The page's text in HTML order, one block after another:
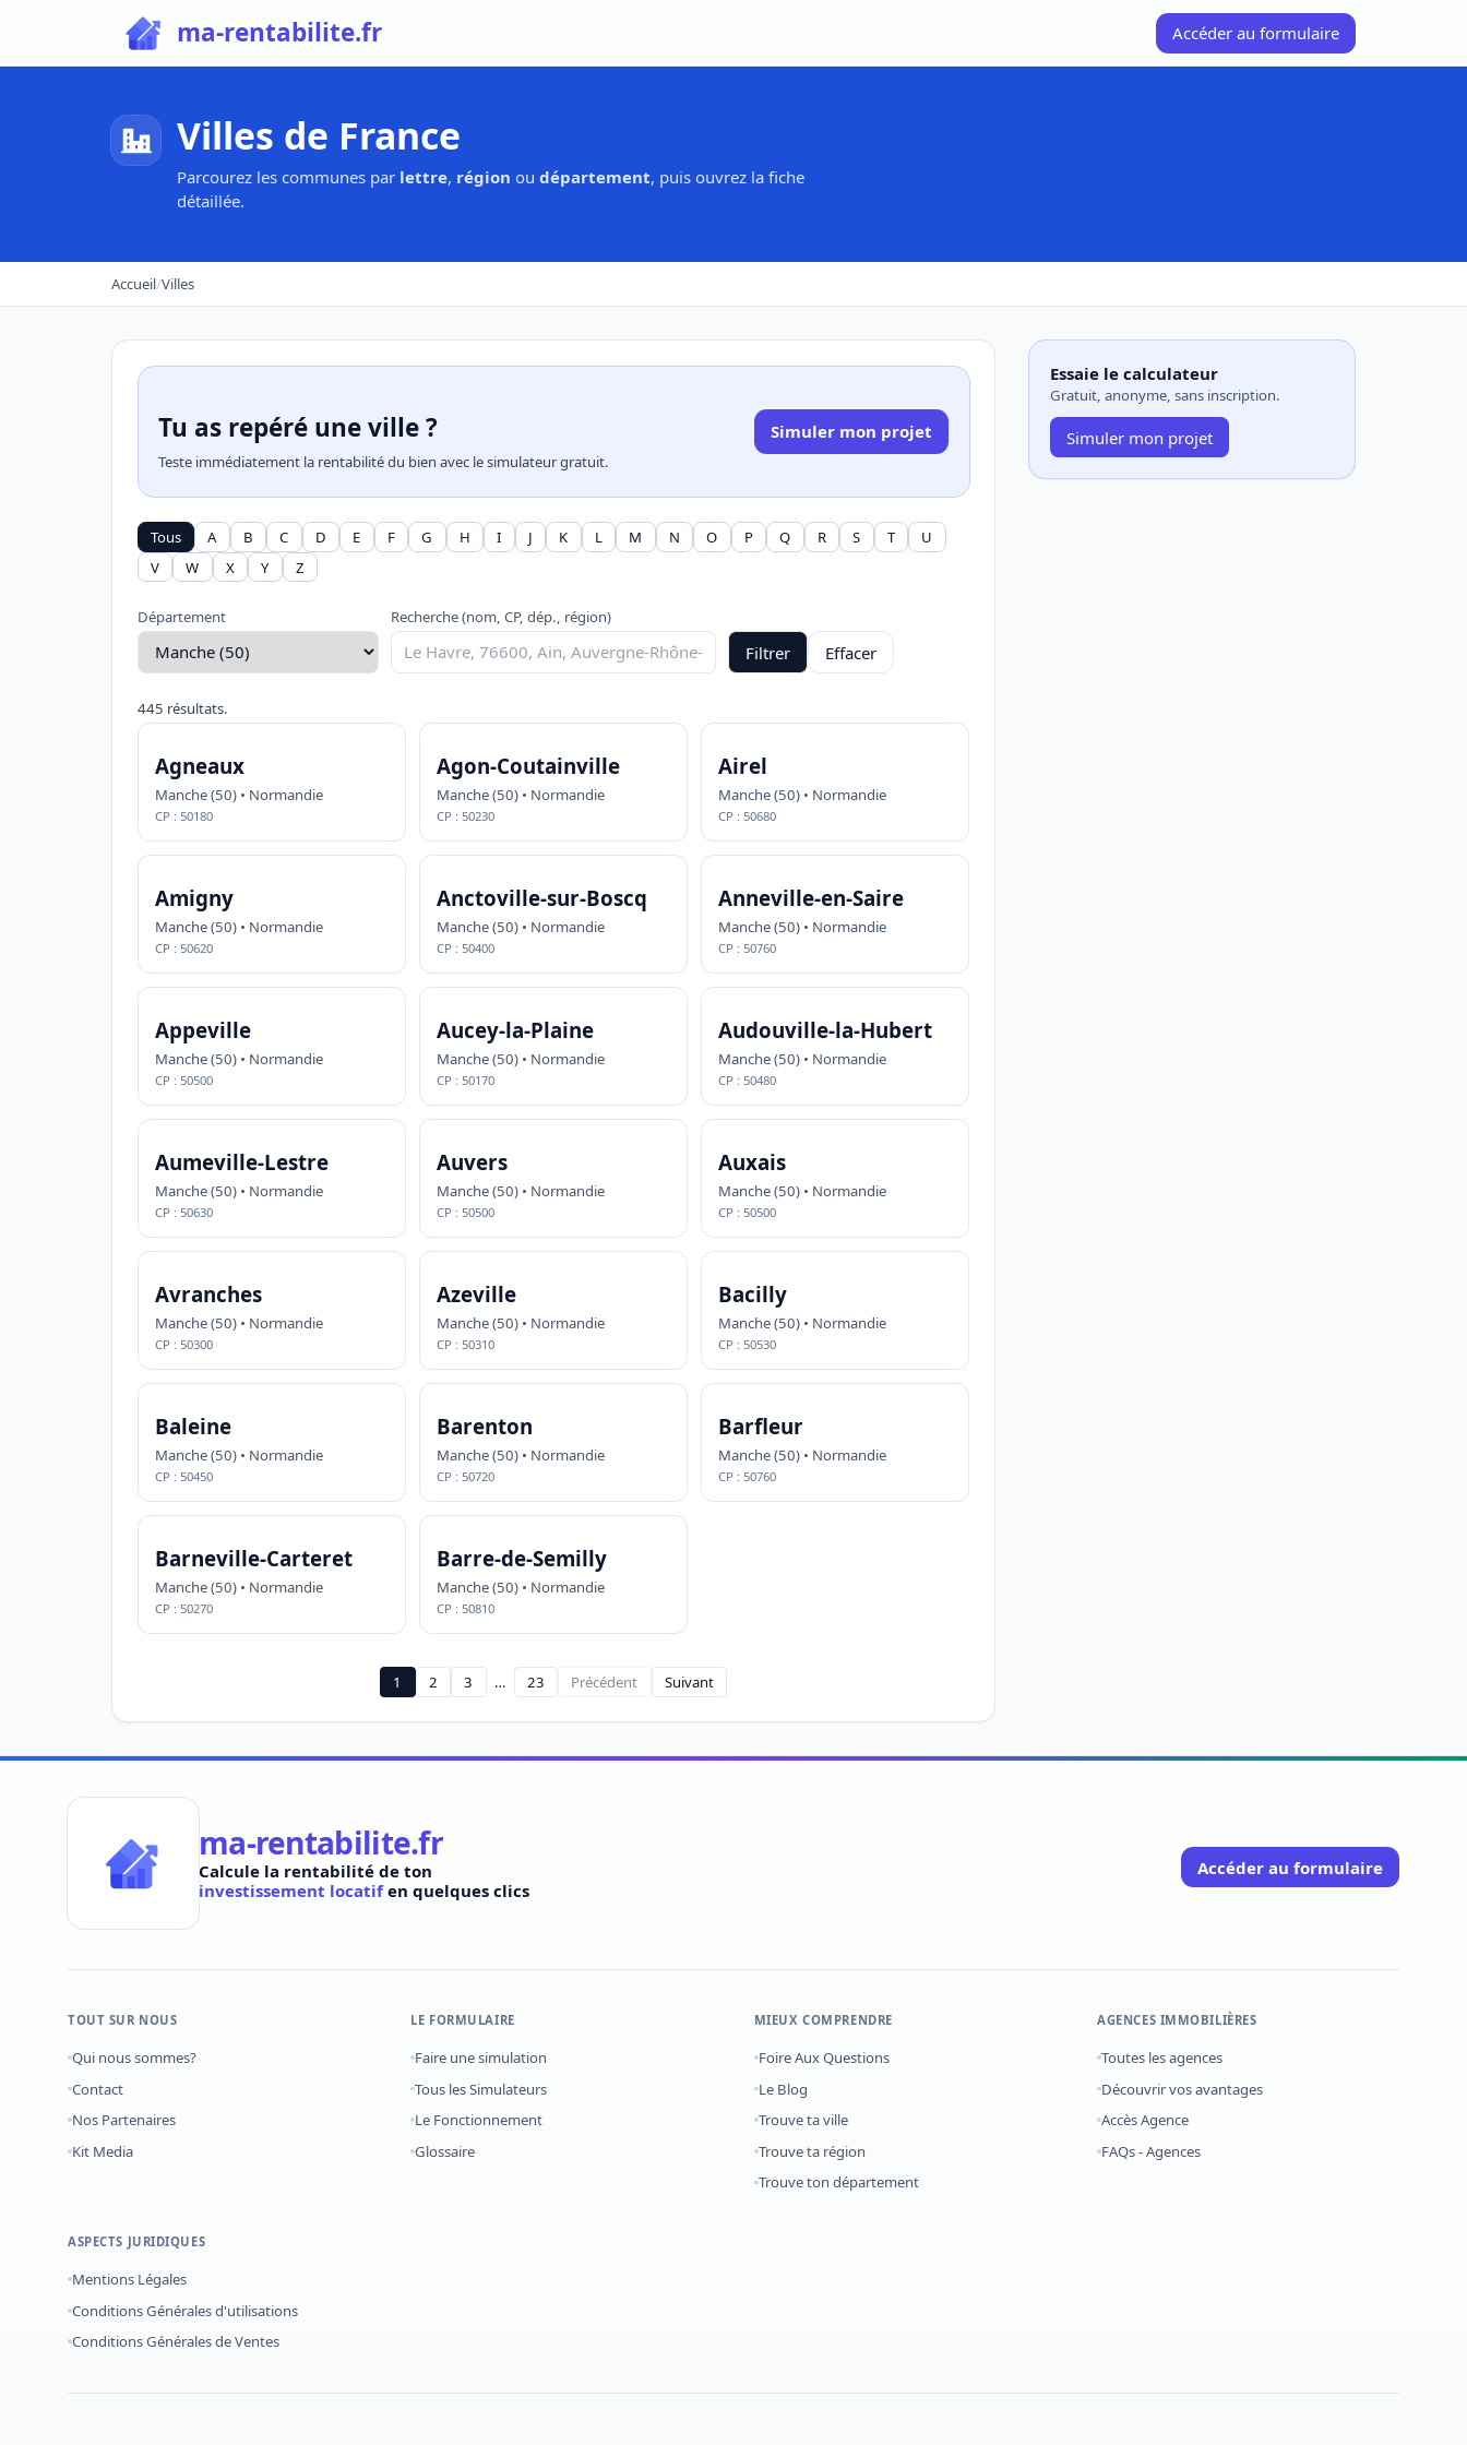
ma-rentabilite.fr Accéder au formulaire
Villes de France
Parcourez les communes par lettre, région ou département, puis ouvrez la fiche
détaillée.
Accueil/Villes
Tu as repéré une ville ?
Teste immédiatement la rentabilité du bien avec le simulateur gratuit.
Simuler mon projet
Tous A B C D E F G H I J K L M N O P Q R S T
U
V
W X Y Z
Département Recherche (nom, CP, dép., région)
Filtrer Effacer
445 résultats.
Agneaux
Manche (50) • Normandie
CP : 50180
Agon-Coutainville
Manche (50) • Normandie
CP : 50230
Airel
Manche (50) • Normandie
CP : 50680
Amigny
Manche (50) • Normandie
CP : 50620
Anctoville-sur-Boscq
Manche (50) • Normandie
CP : 50400
Anneville-en-Saire
Manche (50) • Normandie
CP : 50760
Appeville
Manche (50) • Normandie
CP : 50500
Aucey-la-Plaine
Manche (50) • Normandie
CP : 50170
Audouville-la-Hubert
Manche (50) • Normandie
CP : 50480
Aumeville-Lestre
Manche (50) • Normandie
CP : 50630
Auvers
Manche (50) • Normandie
CP : 50500
Auxais
Manche (50) • Normandie
CP : 50500
Avranches
Manche (50) • Normandie
CP : 50300
Azeville
Manche (50) • Normandie
CP : 50310
Bacilly
Manche (50) • Normandie
CP : 50530
Baleine
Manche (50) • Normandie
CP : 50450
Barenton
Manche (50) • Normandie
CP : 50720
Barfleur
Manche (50) • Normandie
CP : 50760
Barneville-Carteret
Manche (50) • Normandie
CP : 50270
Barre-de-Semilly
Manche (50) • Normandie
CP : 50810
Précédent Suivant
1 2 3 … 23
Essaie le calculateur
Gratuit, anonyme, sans inscription.
Simuler mon projet
ma-rentabilite.fr
Calcule la rentabilité de ton
investissement locatifen quelques clics
Accéder au formulaire
TOUT SUR NOUS
Qui nous sommes?
Contact
Nos Partenaires
Kit Media
LE FORMULAIRE
Faire une simulation
Tous les Simulateurs
Le Fonctionnement
Glossaire
MIEUX COMPRENDRE
Foire Aux Questions
Le Blog
Trouve ta ville
Trouve ta région
Trouve ton département
AGENCES IMMOBILIÈRES
Toutes les agences
Découvrir vos avantages
Accès Agence
FAQs - Agences
ASPECTS JURIDIQUES
Mentions Légales
Conditions Générales d'utilisations
Conditions Générales de Ventes